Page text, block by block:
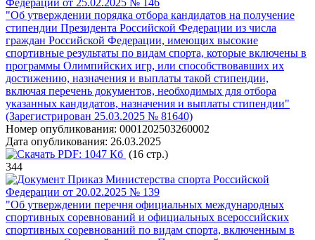
Федерации от 25.02.2025 № 146
"Об утверждении порядка отбора кандидатов на получение
стипендии Президента Российской Федерации из числа
граждан Российской Федерации, имеющих высокие
спортивные результаты по видам спорта, которые включены в
программы Олимпийских игр, или способствовавших их
достижению, назначения и выплаты такой стипендии,
включая перечень документов, необходимых для отбора
указанных кандидатов, назначения и выплаты стипендии"
(Зарегистрирован 25.03.2025 № 81640)
Номер опубликования: 0001202503260002
Дата опубликования: 26.03.2025
PDF: 1047 Кб (16 стр.)
344
Приказ Министерства спорта Российской
Федерации от 20.02.2025 № 139
"Об утверждении перечня официальных международных
спортивных соревнований и официальных всероссийских
спортивных соревнований по видам спорта, включенным в